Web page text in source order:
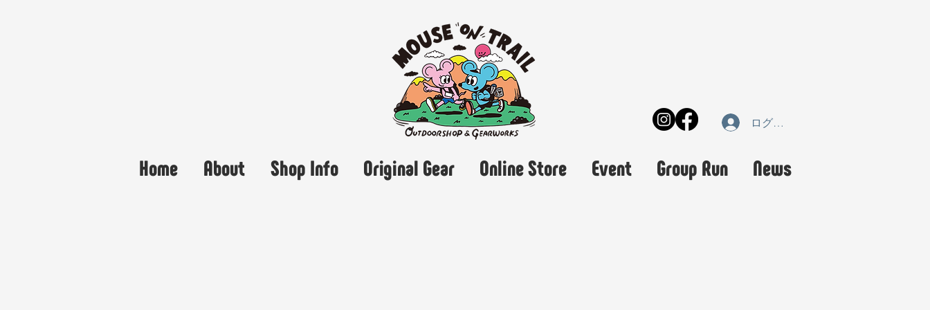
ログイン
Home About Shop Info Original Gear Online Store Event Group Run News